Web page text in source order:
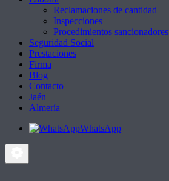
Reclamaciones de cantidad
Inspecciones
Procedimientos sancionadores
Seguridad Social
Prestaciones
Firma
Blog
Contacto
Jaén
Almería
WhatsApp